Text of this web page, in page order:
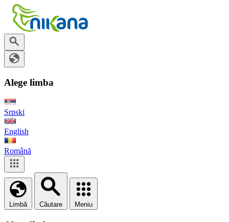
Alege limba
Srpski
English
Română
Limbă Căutare Meniu